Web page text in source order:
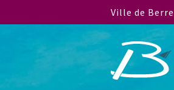
Ville de